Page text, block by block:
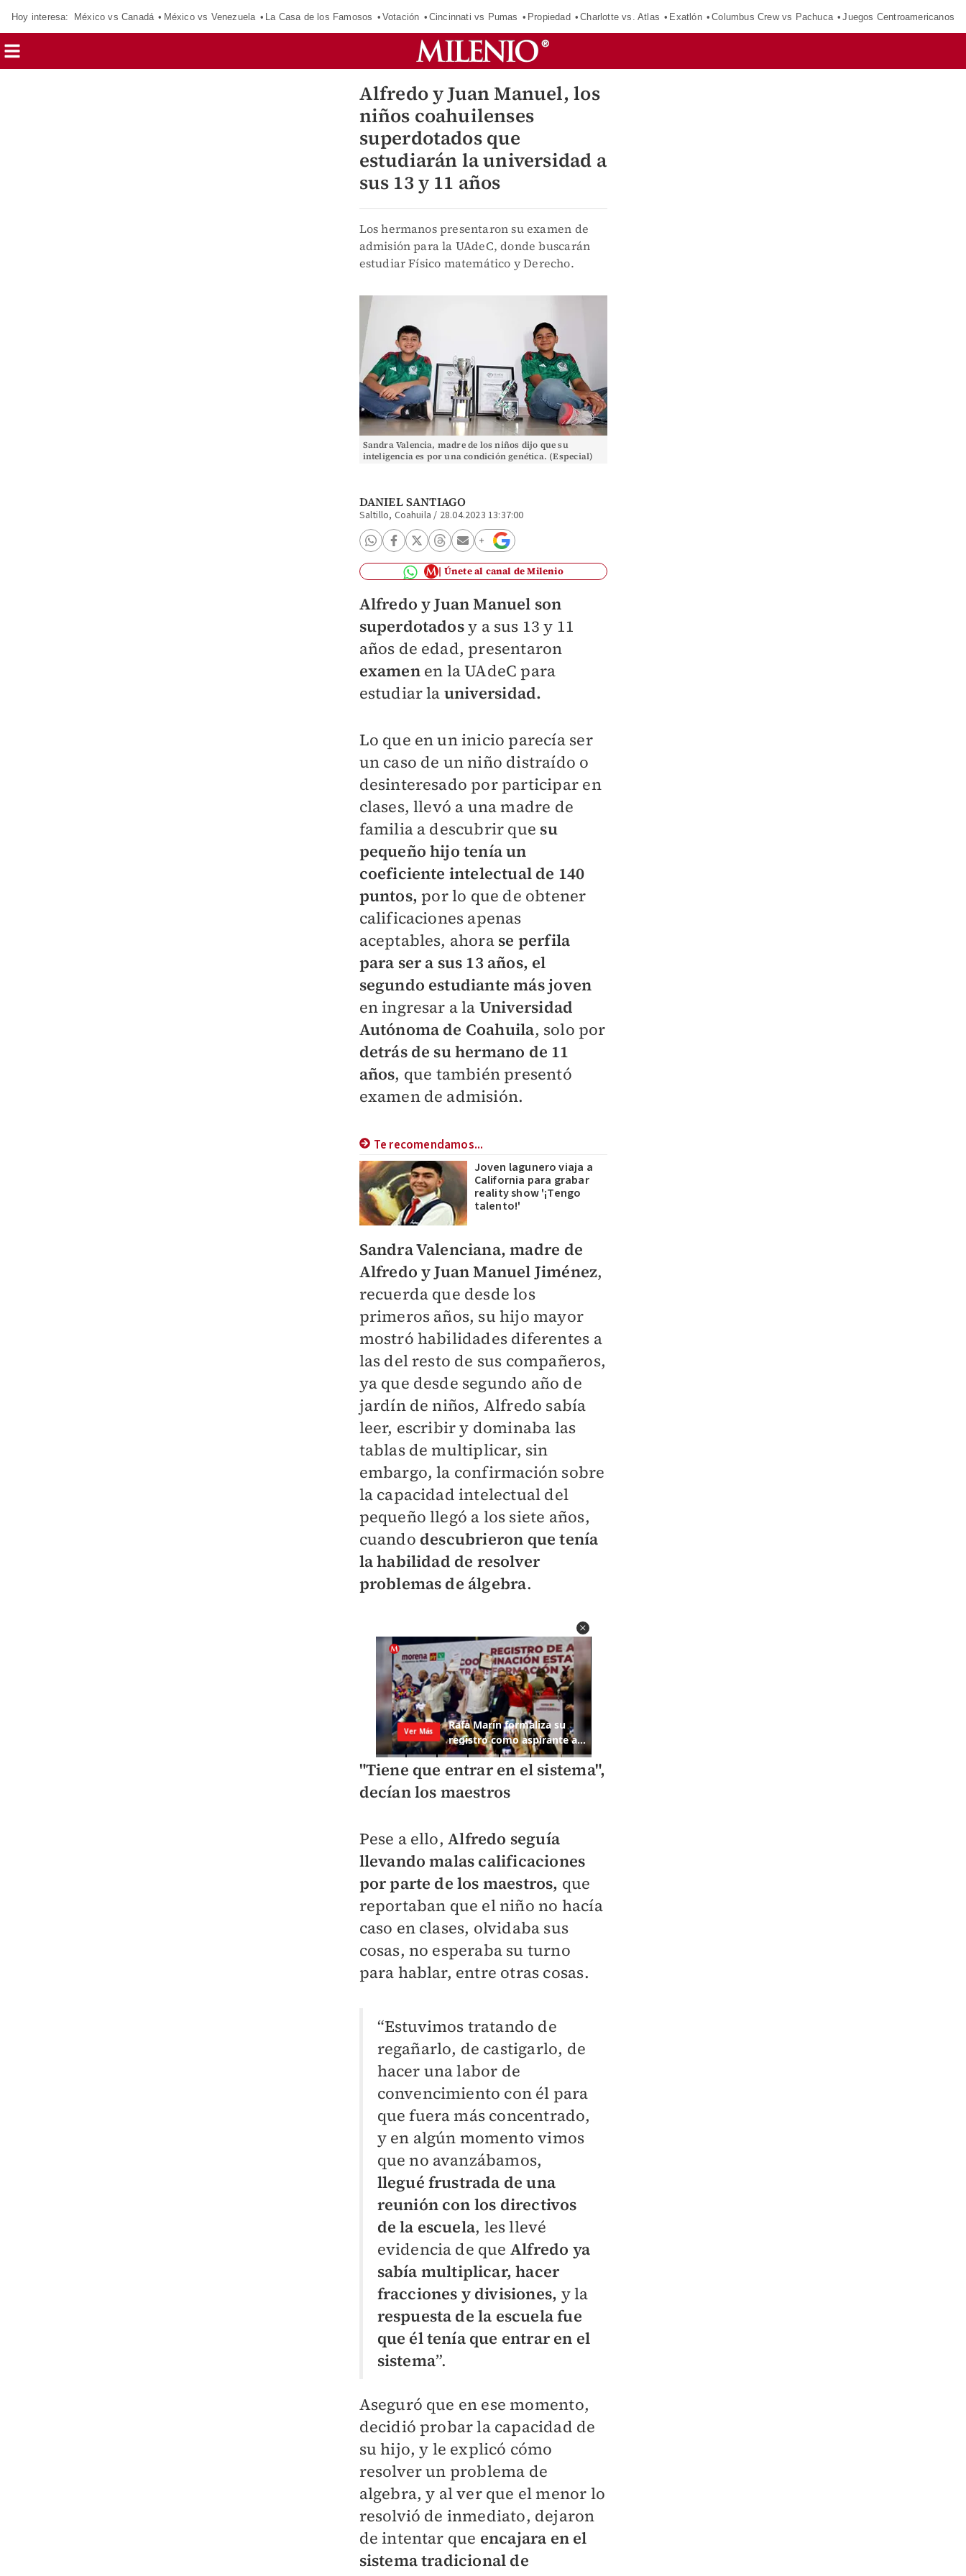
Hoy interesa: México vs Canadá México vs Venezuela La Casa de los Famosos Votación Cincinnati vs Pumas Propiedad Charlotte vs. Atlas Exatlón Columbus Crew vs Pachuca Juegos Centroamericanos
Alfredo y Juan Manuel, los
niños coahuilenses
superdotados que
estudiarán la universidad a
sus 13 y 11 años
Los hermanos presentaron su examen de
admisión para la UAdeC, donde buscarán
estudiar Físico matemático y Derecho.
Sandra Valencia, madre de los niños dijo que su
inteligencia es por una condición genética. (Especial)
DANIEL SANTIAGO
Saltillo, Coahuila / 28.04.2023 13:37:00
Únete al canal de Milenio
Alfredo y Juan Manuel son
superdotadosy a sus 13 y 11
años de edad, presentaron
examenen la UAdeC para
estudiar la universidad.
Lo que en un inicio parecía ser
un caso de un niño distraído o
desinteresado por participar en
clases, llevó a una madre de
familia a descubrir que su
pequeño hijo tenía un
coeficiente intelectual de 140
puntos, por lo que de obtener
calificaciones apenas
aceptables, ahorase perfila
para ser a sus 13 años, el
segundo estudiante más joven
en ingresar a la Universidad
Autónoma de Coahuila, solo por
detrás de su hermano de 11
años, que también presentó
examen de admisión.
Te recomendamos...
Joven lagunero viaja a
California para grabar
reality show '¡Tengo
talento!'
Sandra Valenciana, madre de
Alfredo y Juan Manuel Jiménez,
recuerda que desde los
primeros años, su hijo mayor
mostró habilidades diferentes a
las del resto de sus compañeros,
ya que desde segundo año de
jardín de niños, Alfredo sabía
leer, escribir y dominaba las
tablas de multiplicar, sin
embargo, la confirmación sobre
la capacidad intelectual del
pequeño llegó a los siete años,
cuando descubrieron que tenía
la habilidad de resolver
problemas de álgebra.
"Tiene que entrar en el sistema",
decían los maestros
Pese a ello,Alfredo seguía
llevando malas calificaciones
por parte de los maestros, que
reportaban que el niño no hacía
caso en clases, olvidaba sus
cosas, no esperaba su turno
para hablar, entre otras cosas.
“Estuvimos tratando de
regañarlo, de castigarlo, de
hacer una labor de
convencimiento con él para
que fuera más concentrado,
y en algún momento vimos
que no avanzábamos,
llegué frustrada de una
reunión con los directivos
de la escuela, les llevé
evidencia de que Alfredo ya
sabía multiplicar, hacer
fracciones y divisiones, y la
respuesta de la escuela fue
que él tenía que entrar en el
sistema”.
Aseguró que en ese momento,
decidió probar la capacidad de
su hijo, y le explicó cómo
resolver un problema de
algebra, y al ver que el menor lo
resolvió de inmediato, dejaron
de intentar que encajara en el
sistema tradicional de